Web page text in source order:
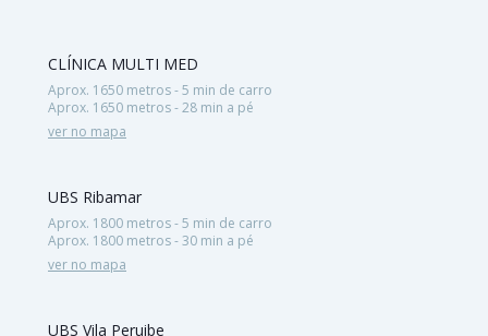
CLÍNICA MULTI MED
Aprox. 1650 metros - 5 min de carro
Aprox. 1650 metros - 28 min a pé
ver no mapa
UBS Ribamar
Aprox. 1800 metros - 5 min de carro
Aprox. 1800 metros - 30 min a pé
ver no mapa
UBS Vila Peruibe